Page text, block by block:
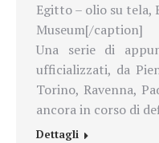
Egitto – olio su tela,
Museum[/caption]
Una serie di
ufficializzati, da
Torino, Ravenna,
ancorain corso di
Dettagli